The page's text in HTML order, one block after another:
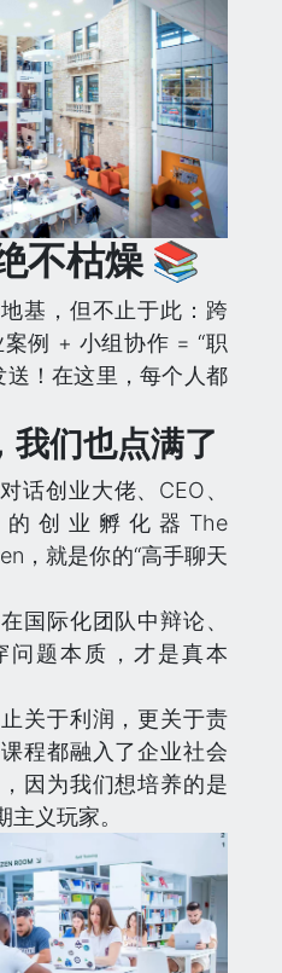
不枯燥 📚
基，但不止于此：跨
例 + 小组协作 = “职
送！在这里，每个人都
们也点满了
话创业大佬、CEO、
创业孵化器The
，就是你的“高手聊天
在国际化团队中辩论、
题本质，才是真本
关于利润，更关于责
程都融入了企业社会
因为我们想培养的是
义玩家。